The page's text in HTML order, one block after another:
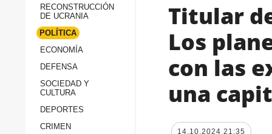
TODAS LAS
Reconstrucción de
RECONSTRUCCIÓN
DE UCRANIA
POLÍTICA
ECONOMÍA
DEFENSA
SOCIEDAD Y
CULTURA
DEPORTES
CRIMEN
Titular
Los
con las
una
14.10.2024 21:35